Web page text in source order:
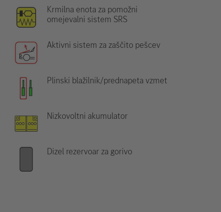
Krmilna enota za pomožni
omejevalni sistem SRS
Aktivni sistem za zaščito pešcev
Plinski blažilnik/prednapeta vzmet
Nizkovoltni akumulator
Dizel rezervoar za gorivo